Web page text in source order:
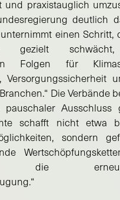
und praxistauglich
deutlich
einen Schritt,
gezielt
Folgen für
Versorgungssicherheit
Die Verbände
pauschaler Ausschluss
schafft nicht etwa
sondern
die